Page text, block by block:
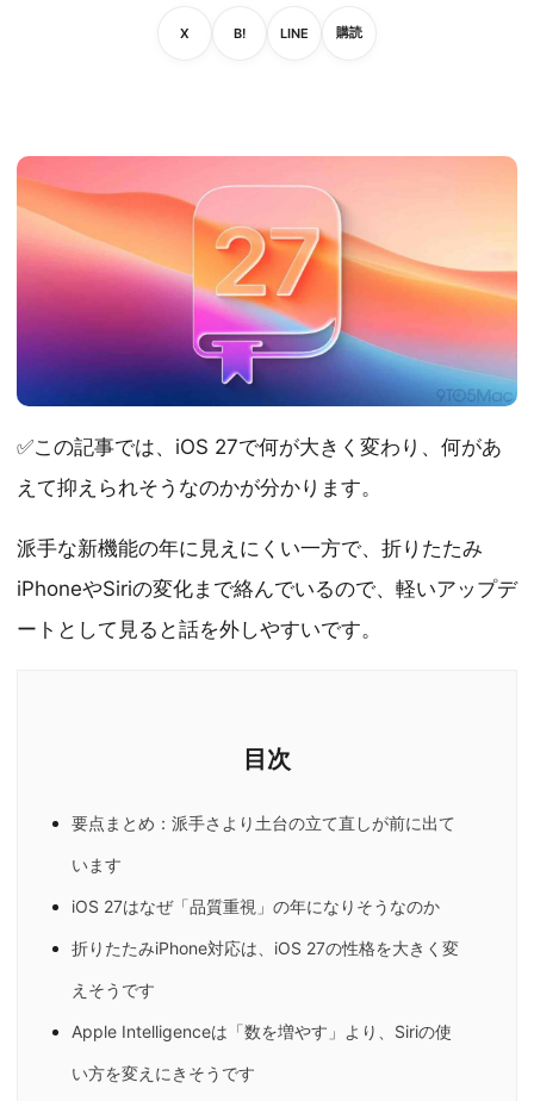
X
X
B!
は
ク
加
LINE
L
購読
読
✅この記事では、iOS 27で何が大きく変わり、何があ
えて抑えられそうなのかが分かります。
派手な新機能の年に見えにくい一方で、折りたたみ
iPhoneやSiriの変化まで絡んでいるので、軽いアップデ
ートとして見ると話を外しやすいです。
要点まとめ：派手さより土台の立て直しが前に出て
います
iOS 27はなぜ「品質重視」の年になりそうなのか
折りたたみiPhone対応は、iOS 27の性格を大きく変
えそうです
Apple Intelligenceは「数を増やす」より、Siriの使
い方を変えにきそうです